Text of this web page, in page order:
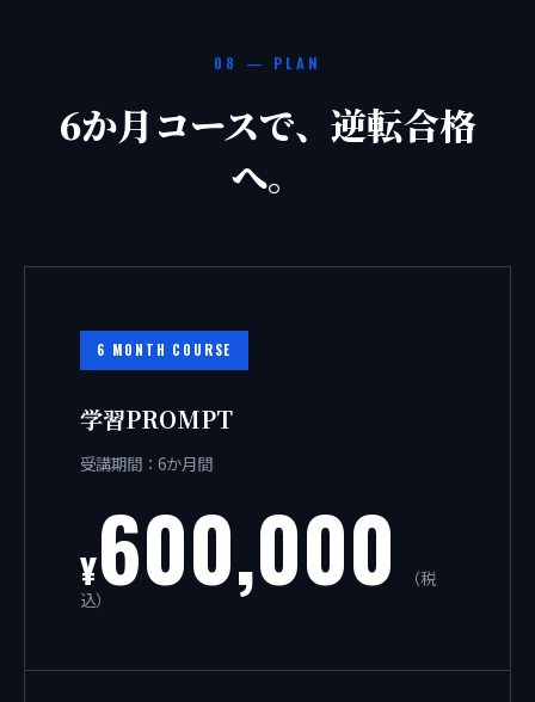
08 — PLAN
6か月コースで、逆転合格
へ。
6 MONTH COURSE
学習PROMPT
受講期間：6か月間
¥600,000
（税
込）